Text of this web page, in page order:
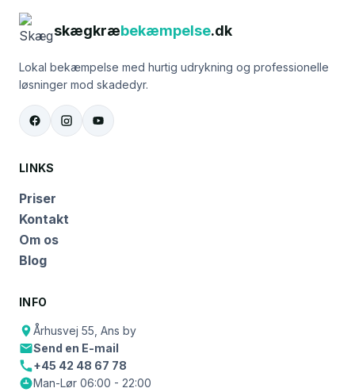
skægkræbekæmpelse.dk
Lokal bekæmpelse med hurtig udrykning og professionelle
løsninger mod skadedyr.
LINKS
Priser
Kontakt
Om os
Blog
INFO
Århusvej 55, Ans by
Send en E-mail
+45 42 48 67 78
Man-Lør 06:00 - 22:00